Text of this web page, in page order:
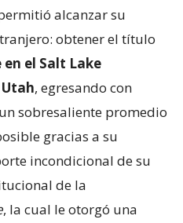
alcanzar su
obtener el título
el Salt Lake
, egresando con
sobresaliente promedio
gracias a su
incondicional de su
de la
, la cual le otorgó una